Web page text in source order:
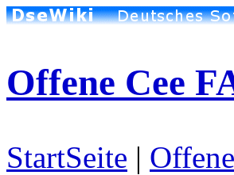
Offene Cee
StartSeite |